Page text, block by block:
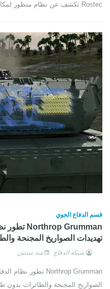
Rostec تكشف عن نظام متطور لمكافحة الطائرات بدون طيار
قسم الدفاع الجوي
تهديدات الصواريخ المجنحة
شبكة الدفاع منذ سنتين
الصواريخ المجنحة والطائرات بدون